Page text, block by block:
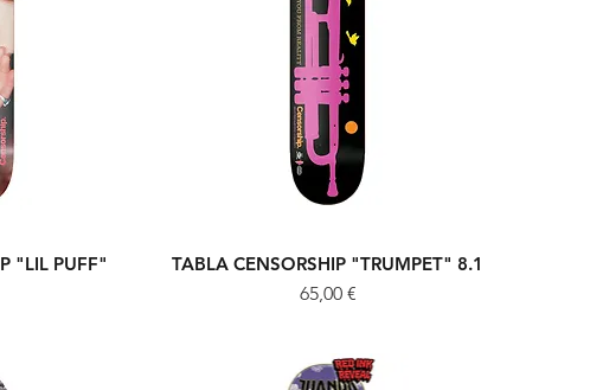
"LIL PUFF"
Vista rápida
TABLA CENSORSHIP "TRUMPET" 8.1
Precio
65,00 €